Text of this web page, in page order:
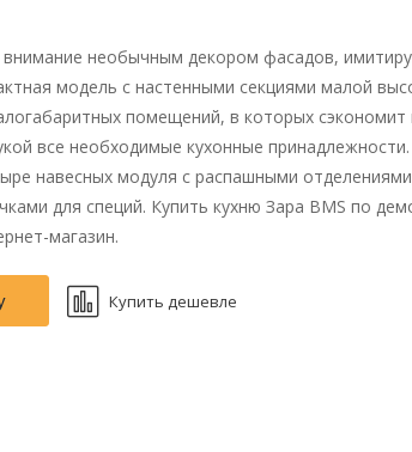
внимание необычным декором фасадов,
модель с настенными секциями малой
помещений, в которых сэкономит
все необходимые кухонные
навесных модуля с распашными
для специй. Купить кухню Зара BMS по
магазин.
Купить дешевле